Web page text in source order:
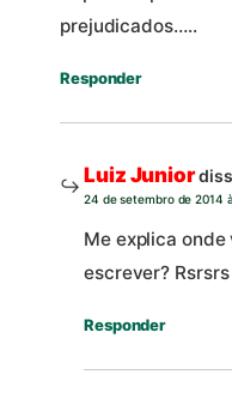
prejudicados…..
Responder
Luiz Junior
24 de setembro de 2014
Me explica onde
escrever? Rsrsrs
Responder